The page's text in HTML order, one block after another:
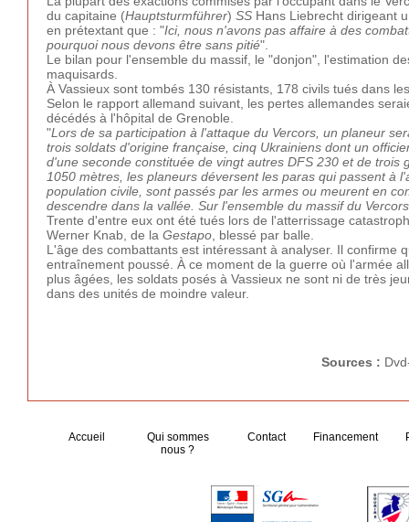
du capitaine (Hauptsturmführer) SS Hans Liebrecht dirigeant
en prétextant que : "Ici, nous n'avons pas affaire à des
pourquoi nous devons être sans pitié".
Le bilan pour l'ensemble du massif, le "donjon", l'estimation
maquisards.
À Vassieux sont tombés 130 résistants, 178 civils tués dans
Selon le rapport allemand suivant, les pertes allemandes
décédés à l'hôpital de Grenoble.
"Lors de sa participation à l'attaque du Vercors, un planeur
trois soldats d'origine française, cinq Ukrainiens dont un
d'une seconde constituée de vingt autres DFS 230 et de
1050 mètres, les planeurs déversent les paras qui passent à
population civile, sont passés par les armes ou meurent en
descendre dans la vallée. Sur l'ensemble du massif du
Trente d'entre eux ont été tués lors de l'atterrissage
Werner Knab, de la Gestapo , blessé par balle.
L'âge des combattants est intéressant à analyser. Il confirme
entraînement poussé. À ce moment de la guerre où l'armée
plus âgées, les soldats posés à Vassieux ne sont ni de très
dans des unités de moindre valeur.
Sources :
Accueil
Qui sommes
nous ?
Contact Financement